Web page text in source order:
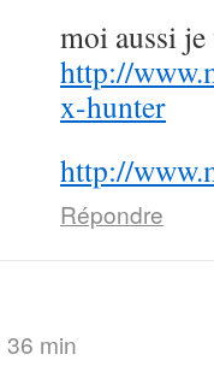
moi aussi
http://
x-hunter
http://
Répondre
min